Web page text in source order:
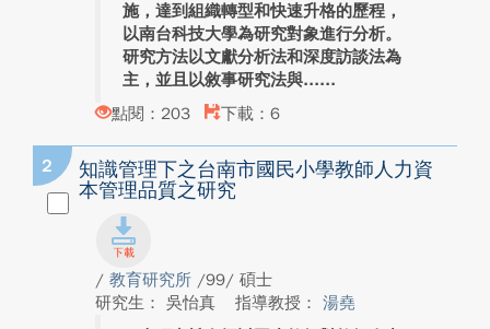
施，達到組織轉型和快速升格的歷程，
以南台科技大學為研究對象進行分析。
研究方法以文獻分析法和深度訪談法為
主，並且以敘事研究法與...
點閱：203
下載：6
2
知識管理下之台南市國民小學教師人力資
本管理品質之研究
/ 教育研究所 /99/ 碩士
研究生： 吳怡真
指導教授： 湯堯